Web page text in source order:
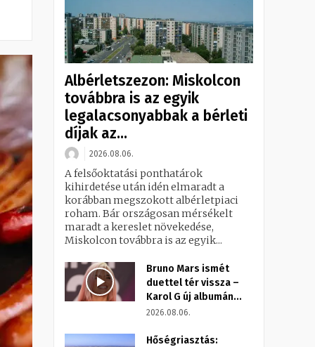
Albérletszezon: Miskolcon
továbbra is az egyik
legalacsonyabbak a bérleti
díjak az...
2026.08.06.
A felsőoktatási ponthatárok
kihirdetése után idén elmaradt a
korábban megszokott albérletpiaci
roham. Bár országosan mérsékelt
maradt a kereslet növekedése,
Miskolcon továbbra is az egyik...
Bruno Mars ismét
duettel tér vissza –
Karol G új albumán...
2026.08.06.
Hőségriasztás: